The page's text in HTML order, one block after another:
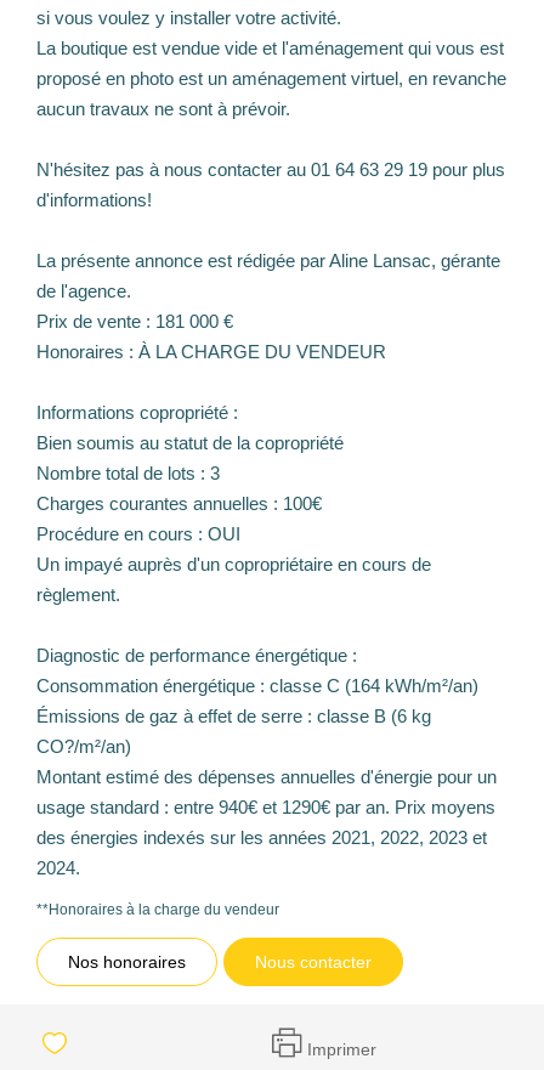
si vous voulez y installer votre activité.
La boutique est vendue vide et l'aménagement qui vous est
proposé en photo est un aménagement virtuel, en revanche
aucun travaux ne sont à prévoir.
N'hésitez pas à nous contacter au 01 64 63 29 19 pour plus
d'informations!
La présente annonce est rédigée par Aline Lansac, gérante
de l'agence.
Prix de vente : 181 000 €
Honoraires : À LA CHARGE DU VENDEUR
Informations copropriété :
Bien soumis au statut de la copropriété
Nombre total de lots : 3
Charges courantes annuelles : 100€
Procédure en cours : OUI
Un impayé auprès d'un copropriétaire en cours de
règlement.
Diagnostic de performance énergétique :
Consommation énergétique : classe C (164 kWh/m²/an)
Émissions de gaz à effet de serre : classe B (6 kg
CO?/m²/an)
Montant estimé des dépenses annuelles d'énergie pour un
usage standard : entre 940€ et 1290€ par an. Prix moyens
des énergies indexés sur les années 2021, 2022, 2023 et
2024.
**Honoraires à la charge du vendeur
Nos honoraires Nous contacter
Imprimer